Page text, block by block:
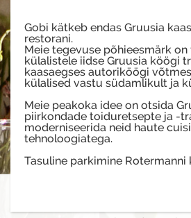
Gobi kätkeb endas Gruusia
restorani.
Meie tegevuse põhieesmärk
külalistele iidse Gruusia köögi
kaasaegses autoriköögi
külalised vastu südamlikult ja
Meie peakoka idee on otsida
piirkondade toiduretsepte ja -
moderniseerida neid haute
tehnoloogiatega.
Tasuline parkimine Rotermanni